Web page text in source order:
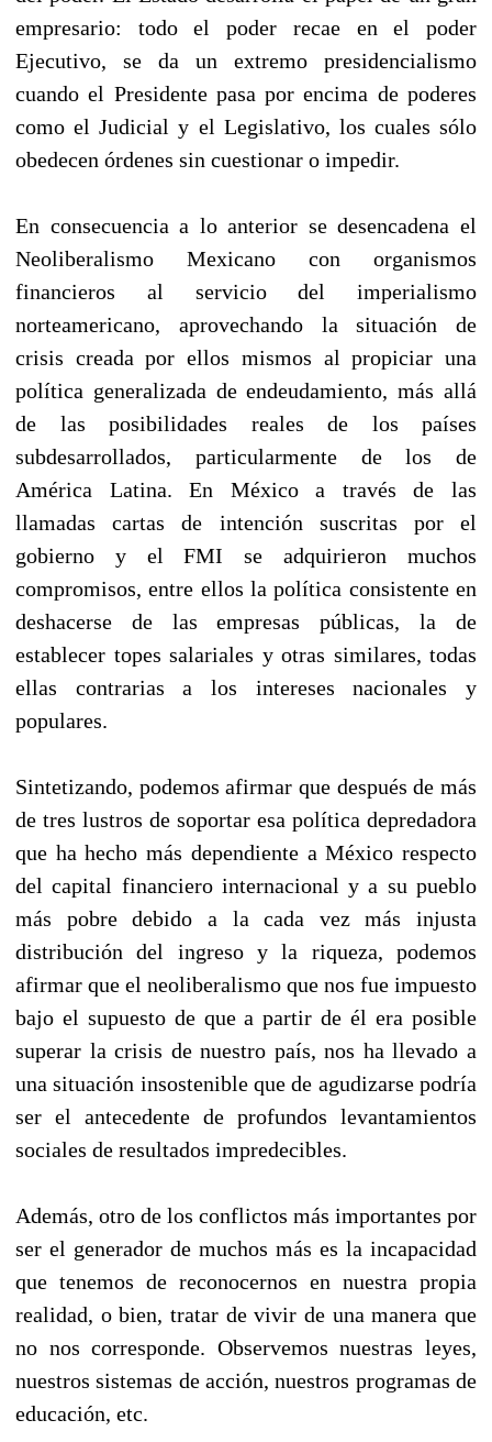
empresario: todo el poder recae en el poder
Ejecutivo, se da un extremo presidencialismo
cuando el Presidente pasa por encima de poderes
como el Judicial y el Legislativo, los cuales sólo
obedecen órdenes sin cuestionar o impedir.
En consecuencia a lo anterior se desencadena el
Neoliberalismo Mexicano con organismos
financieros al servicio del imperialismo
norteamericano, aprovechando la situación de
crisis creada por ellos mismos al propiciar una
política generalizada de endeudamiento, más allá
de las posibilidades reales de los países
subdesarrollados, particularmente de los de
América Latina. En México a través de las
llamadas cartas de intención suscritas por el
gobierno y el FMI se adquirieron muchos
compromisos, entre ellos la política consistente en
deshacerse de las empresas públicas, la de
establecer topes salariales y otras similares, todas
ellas contrarias a los intereses nacionales y
populares.
Sintetizando, podemos afirmar que después de más
de tres lustros de soportar esa política depredadora
que ha hecho más dependiente a México respecto
del capital financiero internacional y a su pueblo
más pobre debido a la cada vez más injusta
distribución del ingreso y la riqueza, podemos
afirmar que el neoliberalismo que nos fue impuesto
bajo el supuesto de que a partir de él era posible
superar la crisis de nuestro país, nos ha llevado a
una situación insostenible que de agudizarse podría
ser el antecedente de profundos levantamientos
sociales de resultados impredecibles.
Además, otro de los conflictos más importantes por
ser el generador de muchos más es la incapacidad
que tenemos de reconocernos en nuestra propia
realidad, o bien, tratar de vivir de una manera que
no nos corresponde. Observemos nuestras leyes,
nuestros sistemas de acción, nuestros programas de
educación, etc.